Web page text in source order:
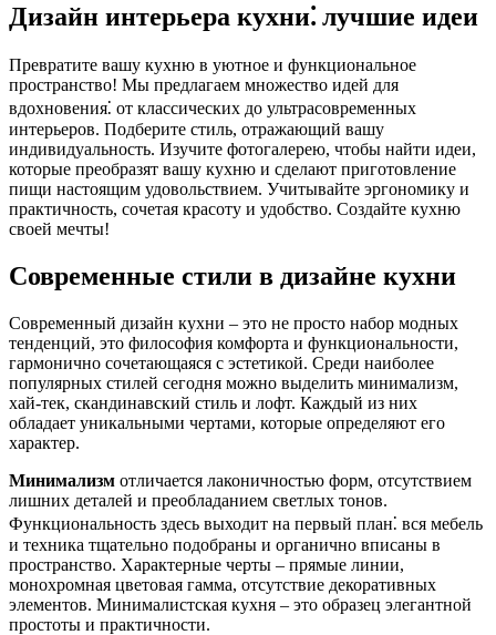
Дизайн интерьера кухни⁚ лучшие идеи
Превратите вашу кухню в уютное и функциональное
пространство! Мы предлагаем множество идей для
вдохновения⁚ от классических до ультрасовременных
интерьеров. Подберите стиль, отражающий вашу
индивидуальность. Изучите фотогалерею, чтобы найти идеи,
которые преобразят вашу кухню и сделают приготовление
пищи настоящим удовольствием. Учитывайте эргономику и
практичность, сочетая красоту и удобство. Создайте кухню
своей мечты!
Современные стили в дизайне кухни
Современный дизайн кухни – это не просто набор модных
тенденций, это философия комфорта и функциональности,
гармонично сочетающаяся с эстетикой. Среди наиболее
популярных стилей сегодня можно выделить минимализм,
хай-тек, скандинавский стиль и лофт. Каждый из них
обладает уникальными чертами, которые определяют его
характер.
Минимализм отличается лаконичностью форм, отсутствием
лишних деталей и преобладанием светлых тонов.
Функциональность здесь выходит на первый план⁚ вся мебель
и техника тщательно подобраны и органично вписаны в
пространство. Характерные черты – прямые линии,
монохромная цветовая гамма, отсутствие декоративных
элементов. Минималистская кухня – это образец элегантной
простоты и практичности.